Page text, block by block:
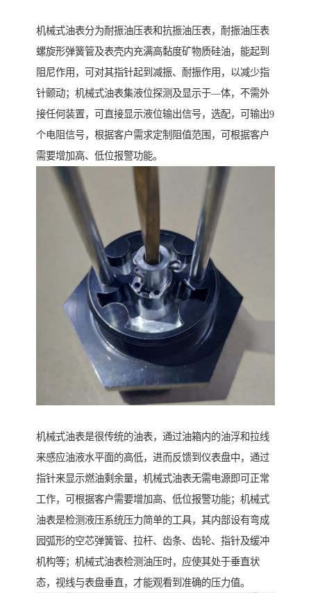
机械式油表分为耐振油压表和抗振油压表，耐振油压表
螺旋形弹簧管及表壳内充满高黏度矿物质硅油，能起到
阻尼作用，可对其指针起到减振、耐振作用，以减少指
针颤动；机械式油表集液位探测及显示于—体，不需外
接任何装置，可直接显示液位输出信号，选配，可输出9
个电阻信号，根据客户需求定制阻值范围，可根据客户
需要增加高、低位报警功能。
机械式油表是很传统的油表，通过油箱内的油浮和拉线
来感应油液水平面的高低，进而反馈到仪表盘中，通过
指针来显示燃油剩余量，机械式油表无需电源即可正常
工作，可根据客户需要增加高、低位报警功能；机械式
油表是检测液压系统压力简单的工具，其内部设有弯成
园弧形的空芯弹簧管、拉杆、齿条、齿轮、指针及缓冲
机构等；机械式油表检测油压时，应使其处于垂直状
态，视线与表盘垂直，才能观看到准确的压力值。